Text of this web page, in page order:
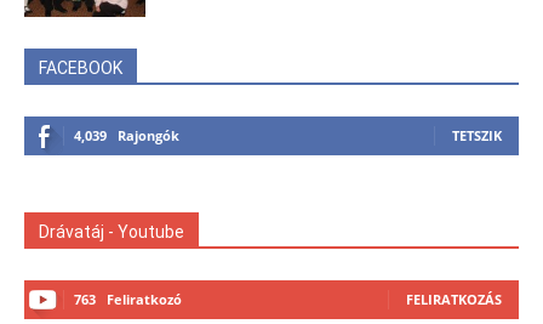
FACEBOOK
4,039 Rajongók TETSZIK
Drávatáj - Youtube
763 Feliratkozó FELIRATKOZÁS